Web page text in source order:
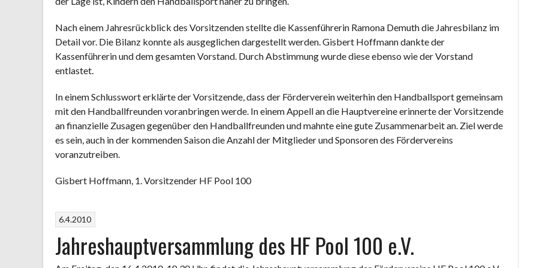
Nach einem Jahresrückblick des Vorsitzenden stellte die Kassenführerin Ramona Demuth die Jahresbilanz im
Detail vor. Die Bilanz konnte als ausgeglichen dargestellt werden. Gisbert Hoffmann dankte der
Kassenführerin und dem gesamten Vorstand. Durch Abstimmung wurde diese ebenso wie der Vorstand
entlastet.
In einem Schlusswort erklärte der Vorsitzende, dass der Förderverein weiterhin den Handballsport gemeinsam
mit den Handballfreunden voranbringen werde. In einem Appell an die Hauptvereine erinnerte der Vorsitzende
an finanzielle Zusagen gegenüber den Handballfreunden und mahnte eine gute Zusammenarbeit an. Ziel werde
es sein, auch in der kommenden Saison die Anzahl der Mitglieder und Sponsoren des Fördervereins
voranzutreiben.
Gisbert Hoffmann, 1. Vorsitzender HF Pool 100
6.4.2010
Jahreshauptversammlung des HF Pool 100 e.V.